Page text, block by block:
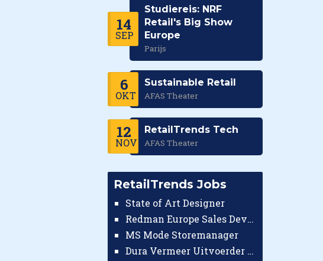
14
SEP
Studiereis: NRF
Retail's Big Show
Europe
Parijs
6
OKT
Sustainable Retail
AFAS Theater
12
NOV
RetailTrends Tech
AFAS Theater
RetailTrends Jobs
State of Art Designer
Redman Europe Sales Developer (Europe)
MS Mode Storemanager
Dura Vermeer Uitvoerder GWW Amsterdam